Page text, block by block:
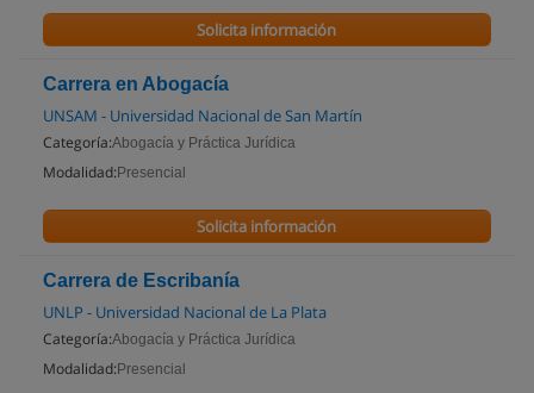
Solicita información
Carrera en Abogacía
UNSAM - Universidad Nacional de San Martín
Categoría:Abogacía y Práctica Jurídica
Modalidad: Presencial
Solicita información
Carrera de Escribanía
UNLP - Universidad Nacional de La Plata
Categoría:Abogacía y Práctica Jurídica
Modalidad: Presencial